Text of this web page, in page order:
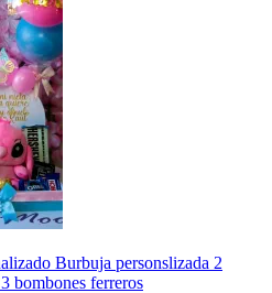
Burbuja personslizada 2
bombones ferreros